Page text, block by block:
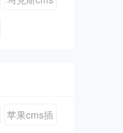
苹果cms插